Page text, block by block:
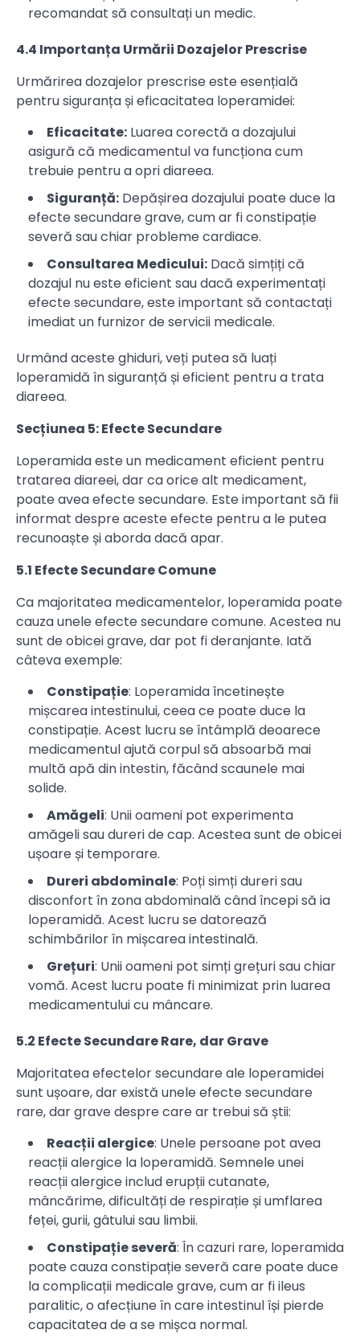
recomandat să consultați un medic.
4.4 Importanța Urmării Dozajelor Prescrise
Urmărirea dozajelor prescrise este esențială
pentru siguranța și eficacitatea loperamidei:
Eficacitate: Luarea corectă a dozajului
asigură că medicamentul va funcționa cum
trebuie pentru a opri diareea.
Siguranță: Depășirea dozajului poate duce la
efecte secundare grave, cum ar fi constipație
severă sau chiar probleme cardiace.
Consultarea Medicului: Dacă simțiți că
dozajul nu este eficient sau dacă experimentați
efecte secundare, este important să contactați
imediat un furnizor de servicii medicale.
Urmând aceste ghiduri, veți putea să luați
loperamidă în siguranță și eficient pentru a trata
diareea.
Secțiunea 5: Efecte Secundare
Loperamida este un medicament eficient pentru
tratarea diareei, dar ca orice alt medicament,
poate avea efecte secundare. Este important să fii
informat despre aceste efecte pentru a le putea
recunoaște și aborda dacă apar.
5.1 Efecte Secundare Comune
Ca majoritatea medicamentelor, loperamida poate
cauza unele efecte secundare comune. Acestea nu
sunt de obicei grave, dar pot fi deranjante. Iată
câteva exemple:
Constipație: Loperamida încetinește
mișcarea intestinului, ceea ce poate duce la
constipație. Acest lucru se întâmplă deoarece
medicamentul ajută corpul să absoarbă mai
multă apă din intestin, făcând scaunele mai
solide.
Amăgeli: Unii oameni pot experimenta
amăgeli sau dureri de cap. Acestea sunt de obicei
ușoare și temporare.
Dureri abdominale: Poți simți dureri sau
disconfort în zona abdominală când începi să ia
loperamidă. Acest lucru se datorează
schimbărilor în mișcarea intestinală.
Grețuri: Unii oameni pot simți grețuri sau chiar
vomă. Acest lucru poate fi minimizat prin luarea
medicamentului cu mâncare.
5.2 Efecte Secundare Rare, dar Grave
Majoritatea efectelor secundare ale loperamidei
sunt ușoare, dar există unele efecte secundare
rare, dar grave despre care ar trebui să știi:
Reacții alergice: Unele persoane pot avea
reacții alergice la loperamidă. Semnele unei
reacții alergice includ erupții cutanate,
mâncărime, dificultăți de respirație și umflarea
feței, gurii, gâtului sau limbii.
Constipație severă: În cazuri rare, loperamida
poate cauza constipație severă care poate duce
la complicații medicale grave, cum ar fi ileus
paralitic, o afecțiune în care intestinul își pierde
capacitatea de a se mișca normal.